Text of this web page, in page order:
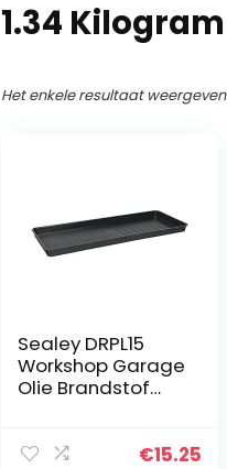
‎1.34 Kilogram
Het enkele resultaat weergeven
Sealey DRPL15
Workshop Garage
Olie Brandstof
15l
€15.25